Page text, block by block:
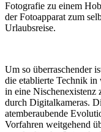
Fotografie zu einem
der Fotoapparat zum
Urlaubsreise.
Um so überraschender
die etablierte Technik in
in eine Nischenexistenz
durch Digitalkameras.
atemberaubende
Vorfahren weitgehend